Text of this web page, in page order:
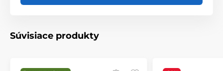
Súvisiace produkty